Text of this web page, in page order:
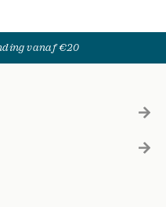
vanaf €20